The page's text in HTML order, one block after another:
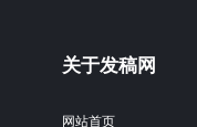
关于发稿网
网站首页